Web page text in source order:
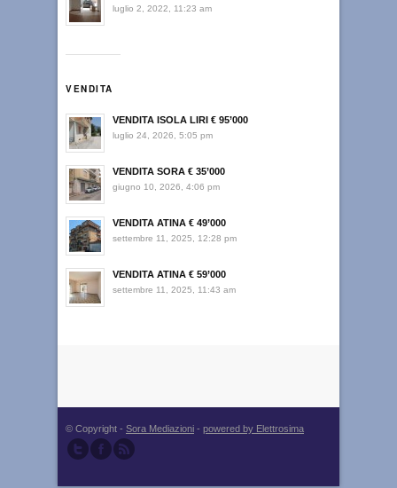
luglio 2, 2022, 11:23 am
VENDITA
VENDITA ISOLA LIRI € 95’000
luglio 24, 2026, 5:05 pm
VENDITA SORA € 35’000
giugno 10, 2026, 4:06 pm
VENDITA ATINA € 49’000
settembre 11, 2025, 12:28 pm
VENDITA ATINA € 59’000
settembre 11, 2025, 11:43 am
© Copyright - Sora Mediazioni - powered by Elettrosima